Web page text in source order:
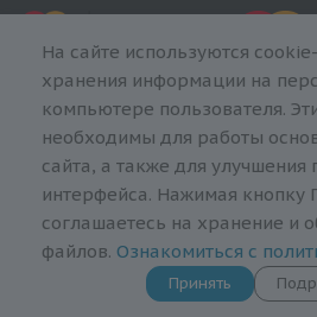
На сайте используются
хранения информации на
компьютере пользователя.
необходимы для работы
сайта, а также для улучшения
интерфейса. Нажимая кнопку
соглашаетесь на хранение и
файлов. Ознакомиться с
Принять